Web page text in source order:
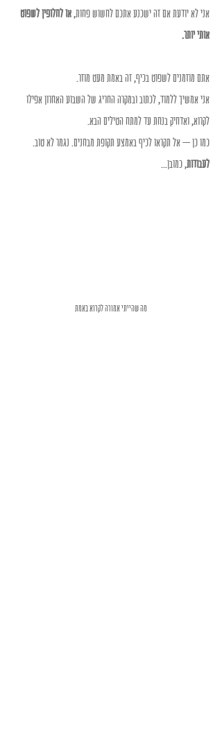
אני לא יודעת אם זה ישכנע אתכם לחשוש פחות, או לחלופין לשפוט
אותי יותר.
אתם מוזמנים לשפוט בכיף, זה באמת מעט מוזר.
אני אמשיך ללמוד, לכתוב ובמקרה החריג של השבוע האחרון אפילו
לקרוא, ואדחיק בנחת עד למתח הטילים הבא.
כמו כן – אל תקראו לכיף באמצע תקופת מבחנים. נגמר לא טוב.
לעבודות, כמובן...
מה שהייתי אמורה לקרוא באמת